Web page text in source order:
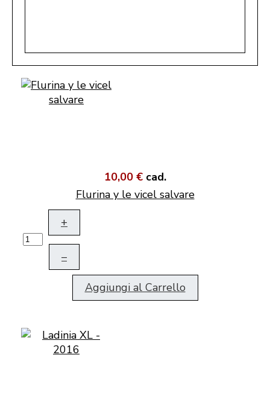
10,00 € cad.
Flurina y le vicel salvare
+
–
Aggiungi al Carrello